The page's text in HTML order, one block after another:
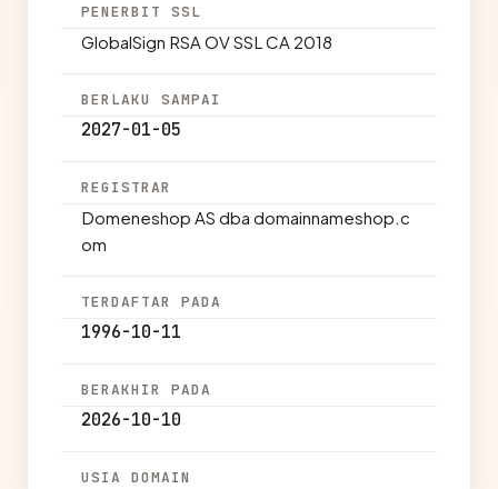
PENERBIT SSL
GlobalSign RSA OV SSL CA 2018
BERLAKU SAMPAI
2027-01-05
REGISTRAR
Domeneshop AS dba domainnameshop.c
om
TERDAFTAR PADA
1996-10-11
BERAKHIR PADA
2026-10-10
USIA DOMAIN